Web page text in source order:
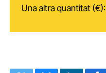
Una altra quantitat (€):